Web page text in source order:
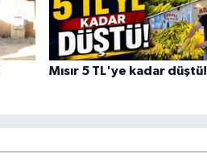
Mısır 5 TL'ye kadar düştü!